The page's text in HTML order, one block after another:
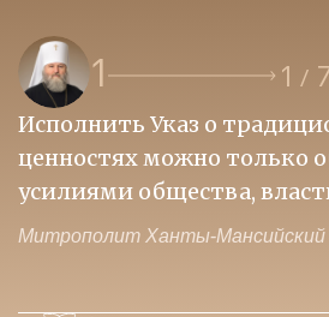
1 1 /
Исполнить Указ о
ценностях можно только
усилиями общества,
Митрополит Ханты-Мансийский